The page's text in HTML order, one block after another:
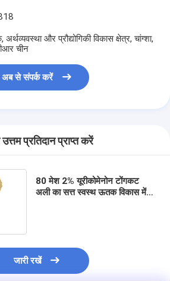
और प्रौद्योगिकी विकास क्षेत्र, चांग्शा,
चीन
अब से संपर्क करें
प्रतिदान प्राप्त करें
80 मेश 2% यूरीकोमेनोन टोंगकट
अली का सत्त स्वस्थ ऊतक विकास में
जारी रखें